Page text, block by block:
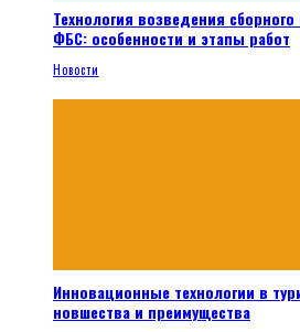
Технология возведения
ФБС: особенности и этапы работ
Новости
Инновационные технологии в
новшества и преимущества